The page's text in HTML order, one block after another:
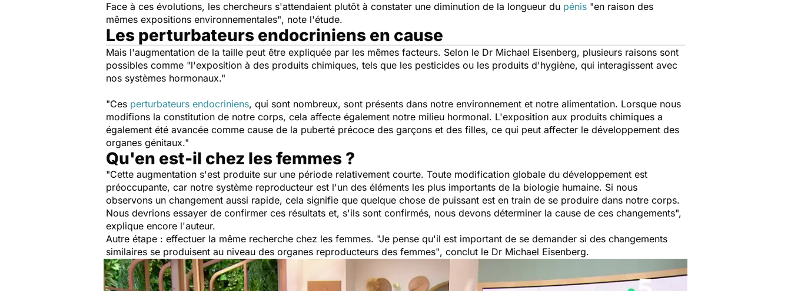
Face à ces évolutions, les chercheurs s'attendaient plutôt à constater une diminution de la longueur du pénis "en raison des
mêmes expositions environnementales", note l'étude.
Les perturbateurs endocriniens en cause
Mais l'augmentation de la taille peut être expliquée par les mêmes facteurs. Selon le Dr Michael Eisenberg, plusieurs raisons sont
possibles comme "l'exposition à des produits chimiques, tels que les pesticides ou les produits d'hygiène, qui interagissent avec
nos systèmes hormonaux."
"Ces perturbateurs endocriniens, qui sont nombreux, sont présents dans notre environnement et notre alimentation. Lorsque nous
modifions la constitution de notre corps, cela affecte également notre milieu hormonal. L'exposition aux produits chimiques a
également été avancée comme cause de la puberté précoce des garçons et des filles, ce qui peut affecter le développement des
organes génitaux."
Qu'en est-il chez les femmes ?
"Cette augmentation s'est produite sur une période relativement courte. Toute modification globale du développement est
préoccupante, car notre système reproducteur est l'un des éléments les plus importants de la biologie humaine. Si nous
observons un changement aussi rapide, cela signifie que quelque chose de puissant est en train de se produire dans notre corps.
Nous devrions essayer de confirmer ces résultats et, s'ils sont confirmés, nous devons déterminer la cause de ces changements",
explique encore l'auteur.
Autre étape : effectuer la même recherche chez les femmes. "Je pense qu'il est important de se demander si des changements
similaires se produisent au niveau des organes reproducteurs des femmes", conclut le Dr Michael Eisenberg.